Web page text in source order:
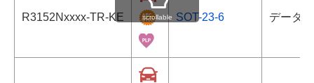
R3152Nxxxx-TR-KE SOT-23-6 データ
scrollable